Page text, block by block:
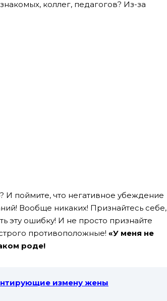
коллег, педагогов? Из-за
И поймите, что негативное убеждение
Вообще никаких! Признайтесь себе,
эту ошибку! И не просто признайте
противоположные! «У меня не
роде!
измену жены